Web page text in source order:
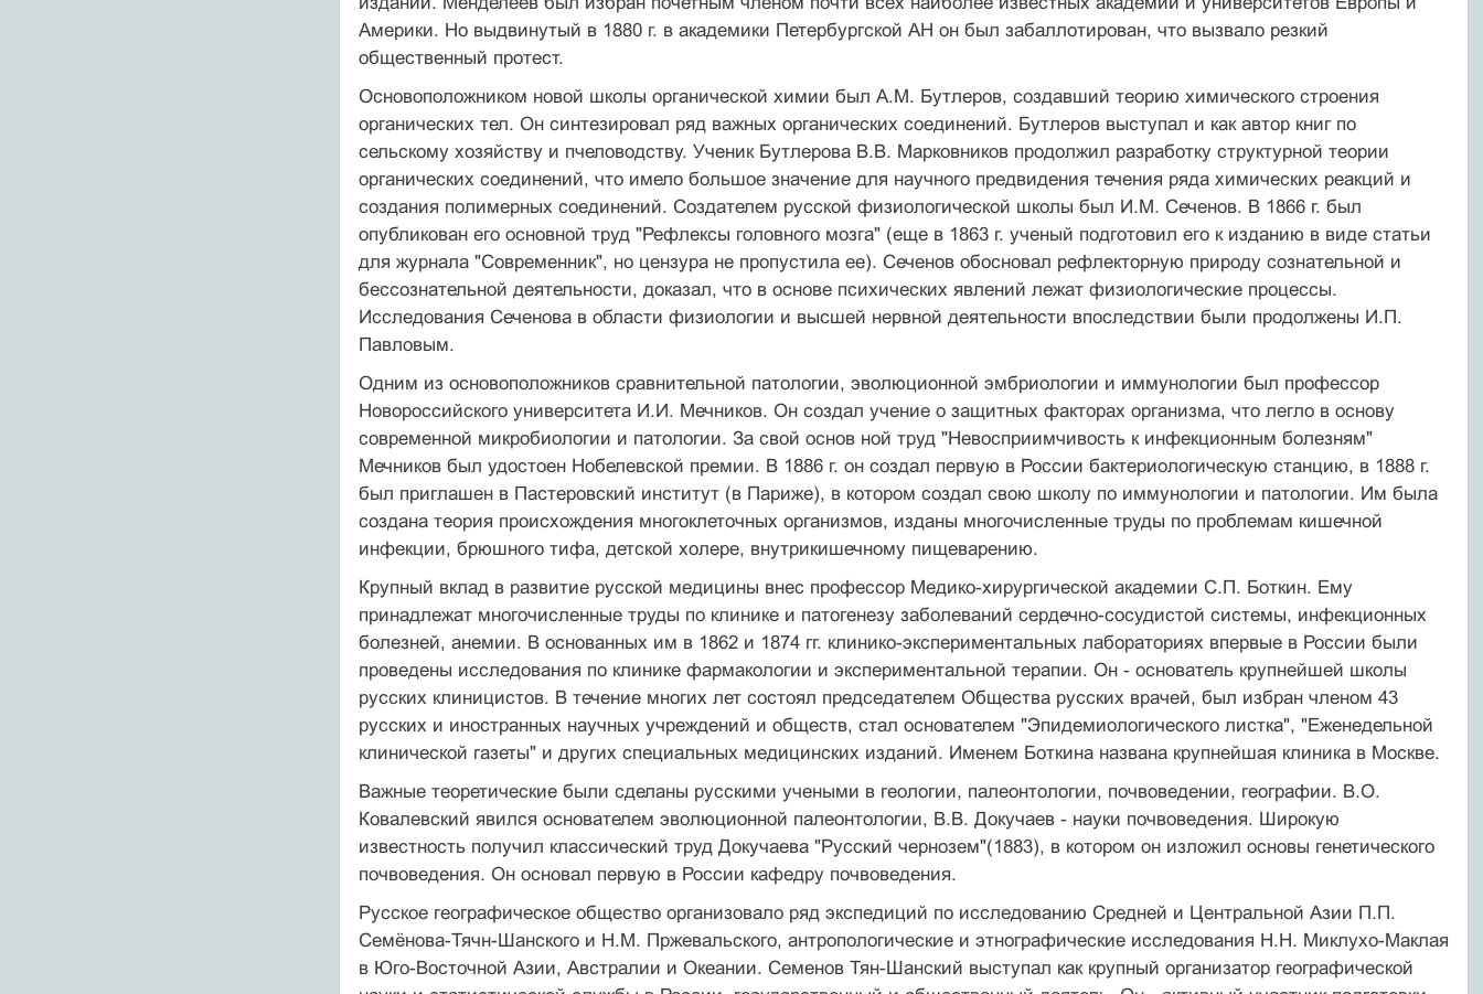
Америки. Но выдвинутый в 1880 г. в академики Петербургской АН он был забаллотирован, что вызвало резкий
общественный протест.
Основоположником новой школы органической химии был А.М. Бутлеров, создавший теорию химического строения
органических тел. Он синтезировал ряд важных органических соединений. Бутлеров выступал и как автор книг по
сельскому хозяйству и пчеловодству. Ученик Бутлерова В.В. Марковников продолжил разработку структурной теории
органических соединений, что имело большое значение для научного предвидения течения ряда химических реакций и
создания полимерных соединений. Создателем русской физиологической школы был И.М. Сеченов. В 1866 г. был
опубликован его основной труд "Рефлексы головного мозга" (еще в 1863 г. ученый подготовил его к изданию в виде статьи
для журнала "Современник", но цензура не пропустила ее). Сеченов обосновал рефлекторную природу сознательной и
бессознательной деятельности, доказал, что в основе психических явлений лежат физиологические процессы.
Исследования Сеченова в области физиологии и высшей нервной деятельности впоследствии были продолжены И.П.
Павловым.
Одним из основоположников сравнительной патологии, эволюционной эмбриологии и иммунологии был профессор
Новороссийского университета И.И. Мечников. Он создал учение о защитных факторах организма, что легло в основу
современной микробиологии и патологии. За свой основ ной труд "Невосприимчивость к инфекционным болезням"
Мечников был удостоен Нобелевской премии. В 1886 г. он создал первую в России бактериологическую станцию, в 1888 г.
был приглашен в Пастеровский институт (в Париже), в котором создал свою школу по иммунологии и патологии. Им была
создана теория происхождения многоклеточных организмов, изданы многочисленные труды по проблемам кишечной
инфекции, брюшного тифа, детской холере, внутрикишечному пищеварению.
Крупный вклад в развитие русской медицины внес профессор Медико-хирургической академии С.П. Боткин. Ему
принадлежат многочисленные труды по клинике и патогенезу заболеваний сердечно-сосудистой системы, инфекционных
болезней, анемии. В основанных им в 1862 и 1874 гг. клинико-экспериментальных лабораториях впервые в России были
проведены исследования по клинике фармакологии и экспериментальной терапии. Он - основатель крупнейшей школы
русских клиницистов. В течение многих лет состоял председателем Общества русских врачей, был избран членом 43
русских и иностранных научных учреждений и обществ, стал основателем "Эпидемиологического листка", "Еженедельной
клинической газеты" и других специальных медицинских изданий. Именем Боткина названа крупнейшая клиника в Москве.
Важные теоретические были сделаны русскими учеными в геологии, палеонтологии, почвоведении, географии. В.О.
Ковалевский явился основателем эволюционной палеонтологии, В.В. Докучаев - науки почвоведения. Широкую
известность получил классический труд Докучаева "Русский чернозем"(1883), в котором он изложил основы генетического
почвоведения. Он основал первую в России кафедру почвоведения.
Русское географическое общество организовало ряд экспедиций по исследованию Средней и Центральной Азии П.П.
Семёнова-Тячн-Шанского и Н.М. Пржевальского, антропологические и этнографические исследования Н.Н. Миклухо-Маклая
в Юго-Восточной Азии, Австралии и Океании. Семенов Тян-Шанский выступал как крупный организатор географической